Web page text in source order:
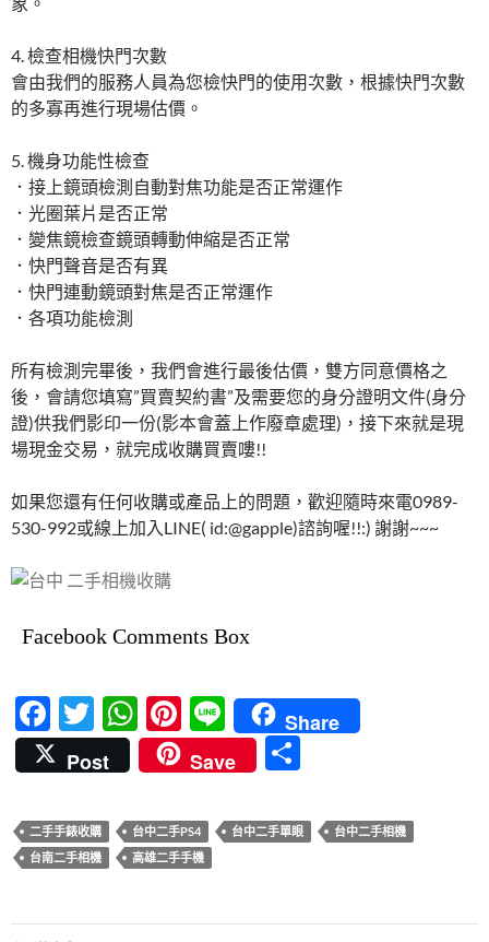
4. 檢查相機快門次數
會由我們的服務人員為您檢快門的使用次數，根據快門次數
的多寡再進行現場估價。
5. 機身功能性檢查
．接上鏡頭檢測自動對焦功能是否正常運作
．光圈葉片是否正常
．變焦鏡檢查鏡頭轉動伸縮是否正常
．快門聲音是否有異
．快門連動鏡頭對焦是否正常運作
．各項功能檢測
所有檢測完畢後，我們會進行最後估價，雙方同意價格之
後，會請您填寫”買賣契約書”及需要您的身分證明文件(身分
證)供我們影印一份(影本會蓋上作廢章處理)，接下來就是現
場現金交易，就完成收購買賣嘍!!
如果您還有任何收購或產品上的問題，歡迎隨時來電0989-
530-992或線上加入LINE( id:@gapple)諮詢喔!!:) 謝謝~~~
Facebook Comments Box
F
ac
e
b
o
k
T
w
itt
er
W
h
at
s
A
p
Pi
nt
er
es
t
Li
n
e
Share
Post
Save
二手手錶收購 台中二手PS4 台中二手單眼
台中二手相機
台南二手相機
高雄二手手機